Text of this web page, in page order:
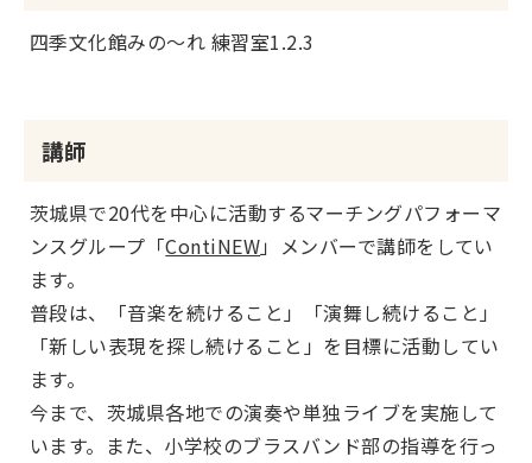
四季文化館みの～れ 練習室1.2.3
講師
茨城県で20代を中心に活動するマーチングパフォーマ
ンスグループ「ContiNEW」メンバーで講師をしてい
ます。
普段は、「音楽を続けること」「演舞し続けること」
「新しい表現を探し続けること」を目標に活動してい
ます。
今まで、茨城県各地での演奏や単独ライブを実施して
います。また、小学校のブラスバンド部の指導を行っ